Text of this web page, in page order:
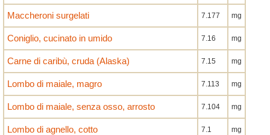
Maccheroni surgelati 7.177 mg
Coniglio, cucinato in umido 7.16 mg
Carne di caribù, cruda (Alaska) 7.15 mg
Lombo di maiale, magro 7.113 mg
Lombo di maiale, senza osso, arrosto 7.104 mg
Lombo di agnello, cotto 7.1 mg